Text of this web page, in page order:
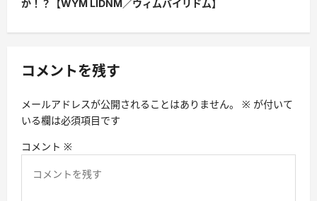
ン
か！？【WYM LIDNM／ウィムバイリドム】
コメントを残す
メールアドレスが公開されることはありません。 ※ が付いて
いる欄は必須項目です
コメント ※